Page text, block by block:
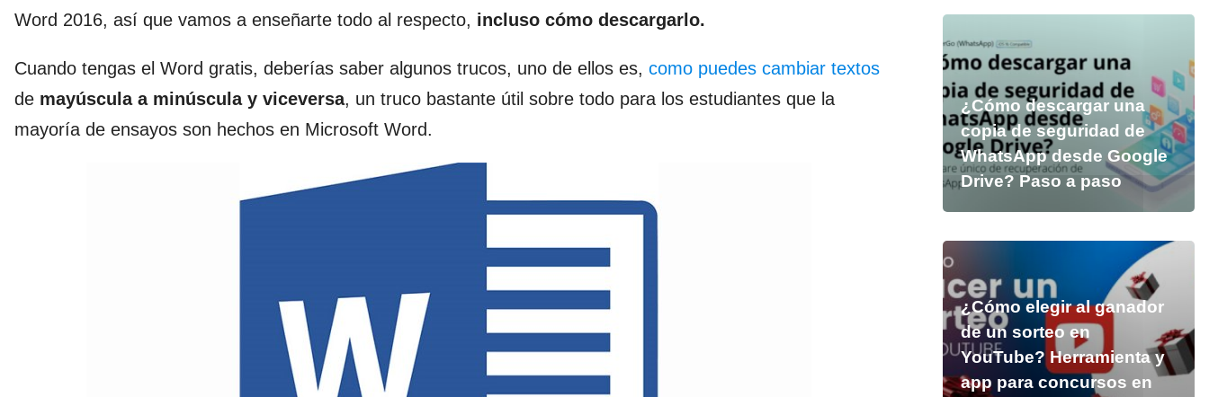
Word 2016, así que vamos a enseñarte todo al respecto, incluso cómo descargarlo.
Cuando tengas el Word gratis, deberías saber algunos trucos, uno de ellos es, como puedes cambiar textos
de mayúscula a minúscula y viceversa, un truco bastante útil sobre todo para los estudiantes que la
mayoría de ensayos son hechos en Microsoft Word.
¿Cómo descargar una
copia de seguridad de
WhatsApp desde Google
Drive? Paso a paso
¿Cómo elegir al ganador
de un sorteo en
YouTube? Herramienta y
app para concursos en